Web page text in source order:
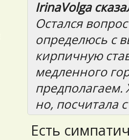
IrinaVolga
Остался
определюсь с
кирпичную
медленного
но, посчитала
Есть